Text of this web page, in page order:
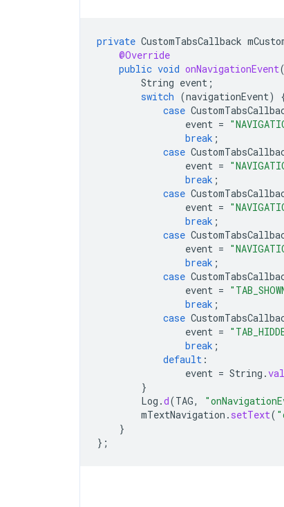
private CustomTabsCallback
@Override
public void onNavigationEvent(
String event ;
switch (navigationEvent)
case
event =
break ;
case
event =
break ;
case
event =
break ;
case
event =
break ;
case
event =
break ;
case
event =
break ;
default :
event = String .
}
Log .d(TAG,
mTextNavigation . setText(
}
};